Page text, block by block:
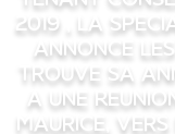
2019 , la
annonce
trouve sa
a une
Maurice,